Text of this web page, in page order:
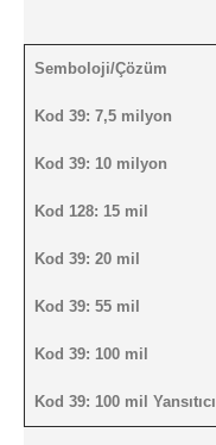
Semboloji/Çözüm
Kod 39: 7,5 milyon
Kod 39: 10 milyon
Kod 128: 15 mil
Kod 39: 20 mil
Kod 39: 55 mil
Kod 39: 100 mil
Kod 39: 100 mil Yansıtıcı